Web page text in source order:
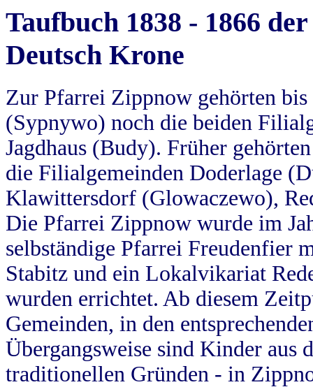
Taufbuch 1838 - 1866
Deutsch Krone
Zur Pfarrei Zippnow gehörten
(Sypnywo) noch die beiden
Jagdhaus (Budy). Früher
die Filialgemeinden Doderlage
Klawittersdorf (Glowaczewo),
Die Pfarrei Zippnow wurde im
selbständige Pfarrei Freudenfier
Stabitz und ein Lokalvikariat
wurden errichtet. Ab diesem
Gemeinden, in den
Übergangsweise sind Kinder aus
traditionellen Gründen - in